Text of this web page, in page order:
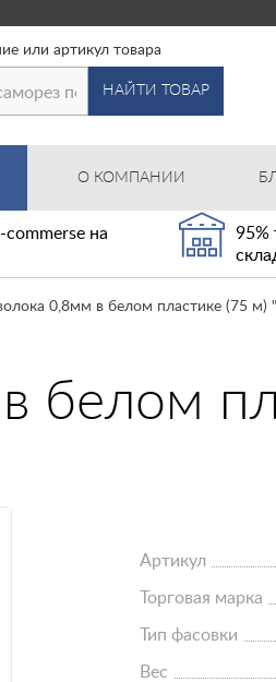
или артикул товара
НАЙТИ ТОВАР
О КОМПАНИИ
на
95%
0,8мм в белом пластике (75 м)
белом
Артикул
Торговая марка
Тип фасовки
Вес